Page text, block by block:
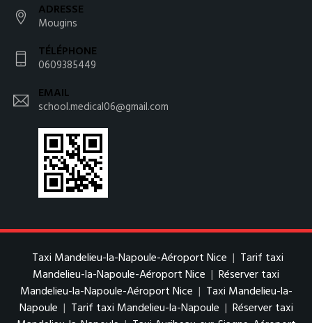
ADRESSE
Mougins
TÉLÉPHONE
0609385449
EMAIL
school.medical06@gmail.com
Taxi Mandelieu-la-Napoule-Aéroport Nice | Tarif taxi
Mandelieu-la-Napoule-Aéroport Nice | Réserver taxi
Mandelieu-la-Napoule-Aéroport Nice | Taxi Mandelieu-la-
Napoule | Tarif taxi Mandelieu-la-Napoule | Réserver taxi